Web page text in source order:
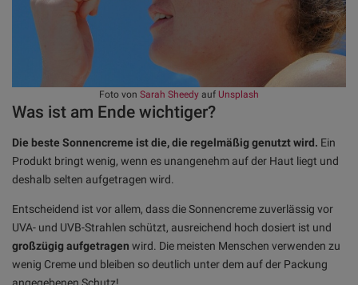
Foto von Sarah Sheedy auf Unsplash
Was ist am Ende wichtiger?
Die beste Sonnencreme ist die, die regelmäßig genutzt wird. Ein
Produkt bringt wenig, wenn es unangenehm auf der Haut liegt und
deshalb selten aufgetragen wird.
Entscheidend ist vor allem, dass die Sonnencreme zuverlässig vor
UVA- und UVB-Strahlen schützt, ausreichend hoch dosiert ist und
großzügig aufgetragen wird. Die meisten Menschen verwenden zu
wenig Creme und bleiben so deutlich unter dem auf der Packung